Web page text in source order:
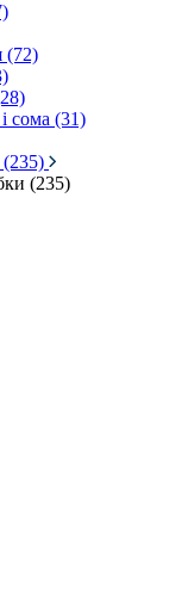
(72)
сома (31)
(235)
(235)